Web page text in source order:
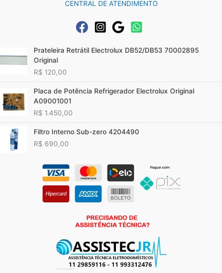
CENTRAL DE ATENDIMENTO
Prateleira Retrátil Electrolux DB52/DB53 70002895
Original
R$ 120,00
Placa de Potência Refrigerador Electrolux Original
A09001001
R$ 1.450,00
Filtro Interno Sub-zero 4204490
R$ 690,00